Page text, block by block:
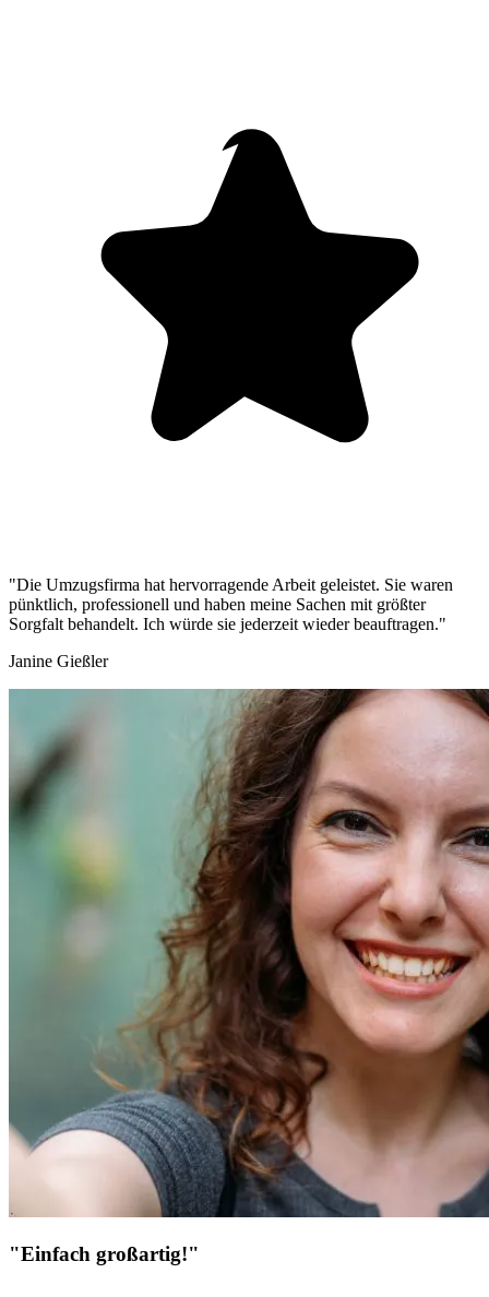
"Die Umzugsfirma hat hervorragende Arbeit geleistet. Sie waren
pünktlich, professionell und haben meine Sachen mit größter
Sorgfalt behandelt. Ich würde sie jederzeit wieder beauftragen."
Janine Gießler
"Einfach großartig!"